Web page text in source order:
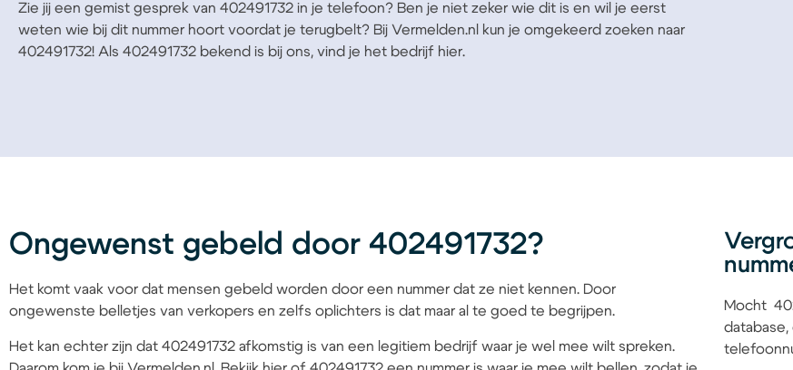
Zie jij een gemist gesprek van 402491732 in je telefoon? Ben je niet zeker wie dit is en wil je eerst
weten wie bij dit nummer hoort voordat je terugbelt? Bij Vermelden.nl kun je omgekeerd zoeken naar
402491732! Als 402491732 bekend is bij ons, vind je het bedrijf hier.
Ongewenst gebeld door 402491732?
Het komt vaak voor dat mensen gebeld worden door een nummer dat ze niet kennen. Door
ongewenste belletjes van verkopers en zelfs oplichters is dat maar al te goed te begrijpen.
Het kan echter zijn dat 402491732 afkomstig is van een legitiem bedrijf waar je wel mee wilt spreken.
Mocht